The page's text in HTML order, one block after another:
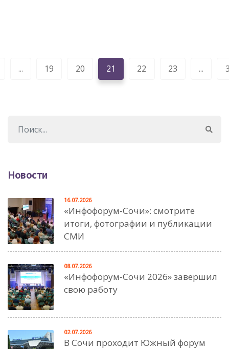
... 19 20 21 22 23 ...
Новости
«Инфофорум-Сочи»: смотрите
итоги, фотографии и публикации
СМИ
16.07.2026
«Инфофорум-Сочи 2026» завершил
свою работу
08.07.2026
В Сочи проходит Южный форум
02.07.2026